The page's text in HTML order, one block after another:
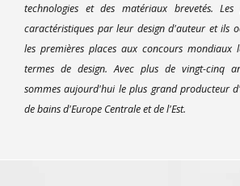
technologies et des matériaux brevetés. Les
caractéristiques par leur design d'auteur et ils
les premières places aux concours mondiaux
termes de design. Avec plus de vingt-cinq
sommes aujourd'hui le plus grand producteur
de bains d'Europe Centrale et de l'Est.